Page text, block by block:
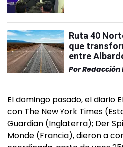
Ruta 40
que
entre
PorRedacción
El domingo pasado, el diario
con The New York Times
Guardian (Inglaterra); Der
Monde (Francia), dieron a